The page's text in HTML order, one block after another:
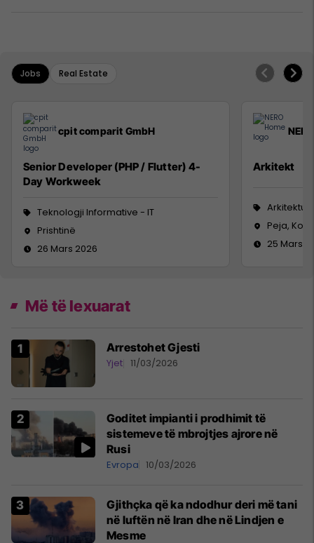
Jobs Real Estate
cpit comparit GmbH
Senior Developer (PHP / Flutter) 4-
Day Workweek
Teknologji Informative - IT
Prishtinë
26 Mars 2026
Arkitekt
Peja,
25 Mars
Më të lexuarat
Arrestohet Gjesti
Yjet 11/03/2026
Goditet impianti i prodhimit të
sistemeve të mbrojtjes ajrore në
Rusi
Evropa 10/03/2026
Gjithçka që ka ndodhur deri më tani
në luftën në Iran dhe në Lindjen e
Mesme